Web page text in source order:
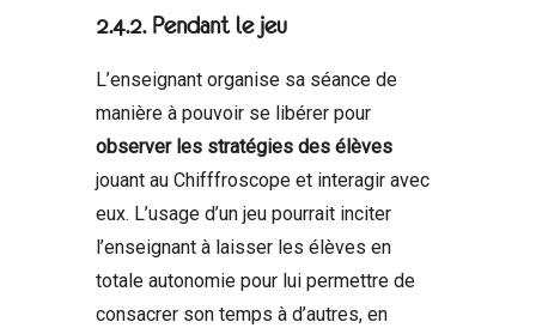
2.4.2. Pendant le jeu
L’enseignant organise sa séance de
manière à pouvoir se libérer pour
observer les stratégies des élèves
jouant au Chifffroscope et interagir avec
eux. L’usage d’un jeu pourrait inciter
l’enseignant à laisser les élèves en
totale autonomie pour lui permettre de
consacrer son temps à d’autres, en